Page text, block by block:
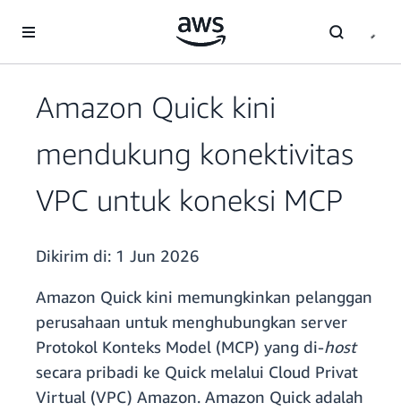
Amazon Quick kini
mendukung konektivitas
VPC untuk koneksi MCP
Dikirim di: 1 Jun 2026
Amazon Quick kini memungkinkan pelanggan
perusahaan untuk menghubungkan server
Protokol Konteks Model (MCP) yang di-host
secara pribadi ke Quick melalui Cloud Privat
Virtual (VPC) Amazon. Amazon Quick adalah